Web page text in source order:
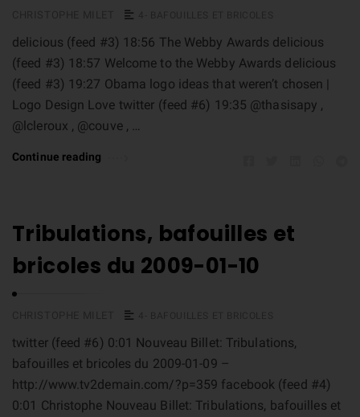
delicious (feed #3) 18:56 The Webby Awards delicious
(feed #3) 18:57 Welcome to the Webby Awards delicious
(feed #3) 19:27 Obama logo ideas that weren’t chosen |
Logo Design Love twitter (feed #6) 19:35 @thasisapy ,
@lcleroux , @couve , …
Continue reading
Tribulations, bafouilles et
bricoles du 2009-01-10
twitter (feed #6) 0:01 Nouveau Billet: Tribulations,
bafouilles et bricoles du 2009-01-09 –
http://www.tv2demain.com/?p=359 facebook (feed #4)
0:01 Christophe Nouveau Billet: Tribulations, bafouilles et